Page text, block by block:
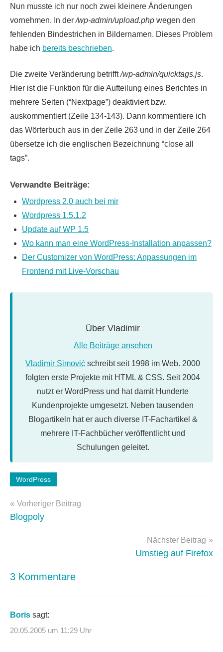
Nun musste ich nur noch zwei kleinere Änderungen
vornehmen. In der/wp-admin/upload.php wegen den
fehlenden Bindestrichen in Bildernamen. Dieses Problem
habe ich bereits beschrieben.
Die zweite Veränderung betrifft/wp-admin/quicktags.js.
Hier ist die Funktion für die Aufteilung eines Berichtes in
mehrere Seiten (“Nextpage”) deaktiviert bzw.
auskommentiert (Zeile 134-143). Dann kommentiere ich
das Wörterbuch aus in der Zeile 263 und in der Zeile 264
übersetze ich die englischen Bezeichnung “close all
tags”.
Verwandte Beiträge:
Wordpress 2.0 auch bei mir
Wordpress 1.5.1.2
Update auf WP 1.5
Wo kann man eine WordPress-Installation anpassen?
Der Customizer von WordPress: Anpassungen im
Frontend mit Live-Vorschau
Über Vladimir
Alle Beiträge ansehen
Vladimir Simović schreibt seit 1998 im Web. 2000
folgten erste Projekte mit HTML & CSS. Seit 2004
nutzt er WordPress und hat damit Hunderte
Kundenprojekte umgesetzt. Neben tausenden
Blogartikeln hat er auch diverse IT-Fachartikel &
mehrere IT-Fachbücher veröffentlicht und
Schulungen geleitet.
Schlagwörter:
anpassung,
wordpress-
WordPress
Beitragsnavigation
Vorheriger Beitrag
Blogpoly
Nächster Beitrag
Umstieg auf Firefox
3 Kommentare
Boris sagt:
20.05.2005 um 11:29 Uhr